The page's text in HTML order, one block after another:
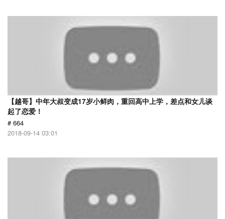
【越哥】中年大叔变成17岁小鲜肉，重回高中上学，差点和女儿谈
起了恋爱！
# 664
2018-09-14 03:01